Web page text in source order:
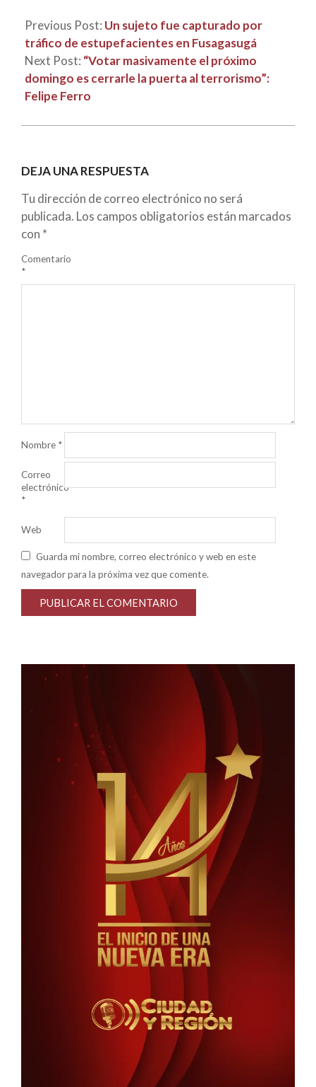
Previous Post: Un sujeto fue capturado por
tráfico de estupefacientes en Fusagasugá
Next Post: “Votar masivamente el próximo
domingo es cerrarle la puerta al terrorismo”:
Felipe Ferro
DEJA UNA RESPUESTA
Tu dirección de correo electrónico no será
publicada. Los campos obligatorios están marcados
con *
Comentario
*
Nombre *
Correo
electrónico
*
Web
Guarda mi nombre, correo electrónico y web en este
navegador para la próxima vez que comente.